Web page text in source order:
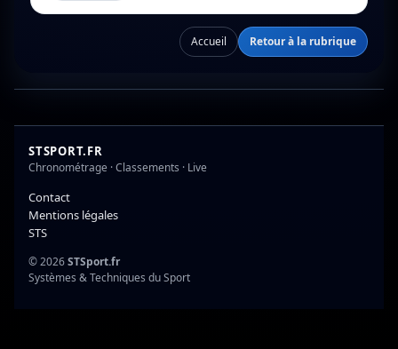
Accueil Retour à la rubrique
STSPORT.FR
Chronométrage · Classements · Live
Contact
Mentions légales
STS
© 2026STSport.fr
Systèmes & Techniques du Sport